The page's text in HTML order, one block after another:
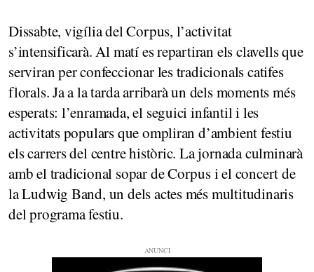
Dissabte, vigília del Corpus, l’activitat
s’intensificarà. Al matí es repartiran els clavells que
serviran per confeccionar les tradicionals catifes
florals. Ja a la tarda arribarà un dels moments més
esperats: l’enramada, el seguici infantil i les
activitats populars que ompliran d’ambient festiu
els carrers del centre històric. La jornada culminarà
amb el tradicional sopar de Corpus i el concert de
la Ludwig Band, un dels actes més multitudinaris
del programa festiu.